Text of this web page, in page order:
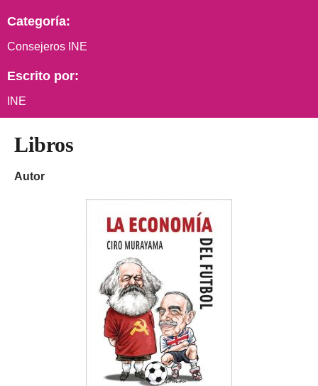
Categoría:
Consejeros INE
Escrito por:
INE
Libros
Autor